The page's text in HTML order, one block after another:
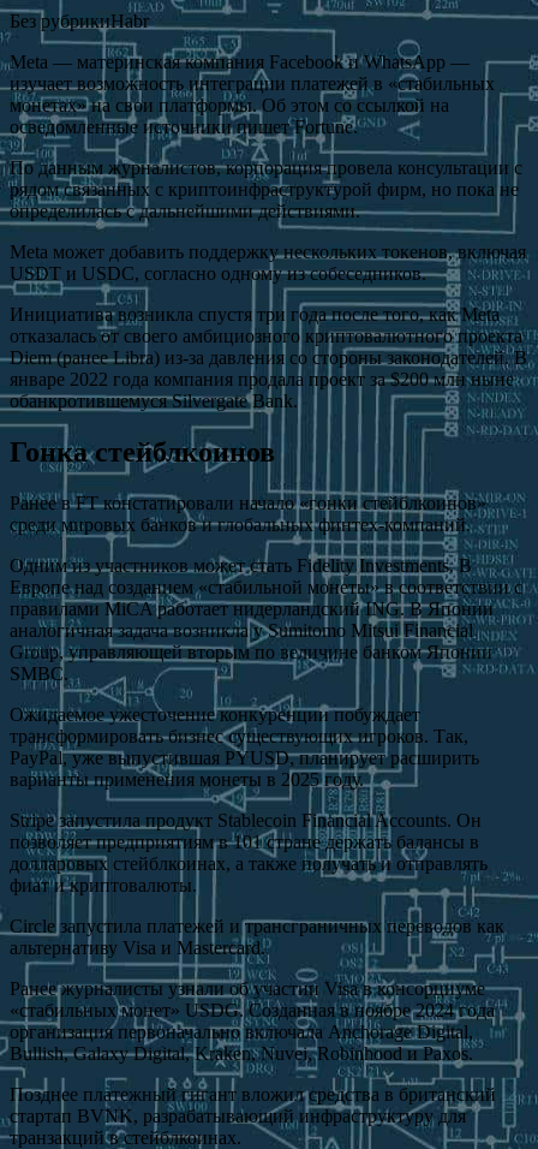
Без рубрикиHabr
Meta — материнская компания Facebook и WhatsApp —
изучает возможность интеграции платежей в «стабильных
монетах» на свои платформы. Об этом со ссылкой на
осведомленные источники пишет Fortune.
По данным журналистов, корпорация провела консультации с
рядом связанных с криптоинфраструктурой фирм, но пока не
определилась с дальнейшими действиями.
Meta может добавить поддержку нескольких токенов, включая
USDT и USDC, согласно одному из собеседников.
Инициатива возникла спустя три года после того, как Meta
отказалась от своего амбициозного криптовалютного проекта
Diem (ранее Libra) из-за давления со стороны законодателей. В
январе 2022 года компания продала проект за $200 млн ныне
обанкротившемуся Silvergate Bank.
Гонка стейблкоинов
Ранее в FT констатировали начало «гонки стейблкоинов»
среди мировых банков и глобальных финтех-компаний.
Одним из участников может стать Fidelity Investments. В
Европе над созданием «стабильной монеты» в соответствии с
правилами MiCA работает нидерландский ING. В Японии
аналогичная задача возникла у Sumitomo Mitsui Financial
Group, управляющей вторым по величине банком Японии
SMBC.
Ожидаемое ужесточение конкуренции побуждает
трансформировать бизнес существующих игроков. Так,
PayPal, уже выпустившая PYUSD, планирует расширить
варианты применения монеты в 2025 году.
Stripe запустила продукт Stablecoin Financial Accounts. Он
позволяет предприятиям в 101 стране держать балансы в
долларовых стейблкоинах, а также получать и отправлять
фиат и криптовалюты.
Circle запустила платежей и трансграничных переводов как
альтернативу Visa и Mastercard.
Ранее журналисты узнали об участии Visa в консорциуме
«стабильных монет» USDG. Созданная в ноябре 2024 года
организация первоначально включала Anchorage Digital,
Bullish, Galaxy Digital, Kraken, Nuvei, Robinhood и Paxos.
Позднее платежный гигант вложил средства в британский
стартап BVNK, разрабатывающий инфраструктуру для
транзакций в стейблкоинах.